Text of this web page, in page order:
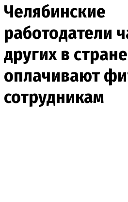
Челябинские
работодатели
других в стране
оплачивают
сотрудникам